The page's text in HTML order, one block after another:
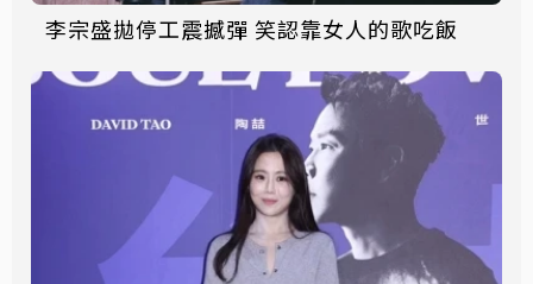
李宗盛拋停工震撼彈 笑認靠女人的歌吃飯